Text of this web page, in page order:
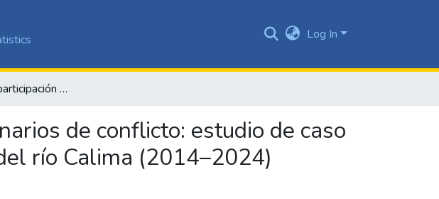
Log In
Gobernanza y participación política en escenarios de conflicto: estudio de caso del Consejo Comunitario de la cuenca baja del río Calima (2014–2024)
de conflicto: estudio de caso
río Calima (2014–2024)